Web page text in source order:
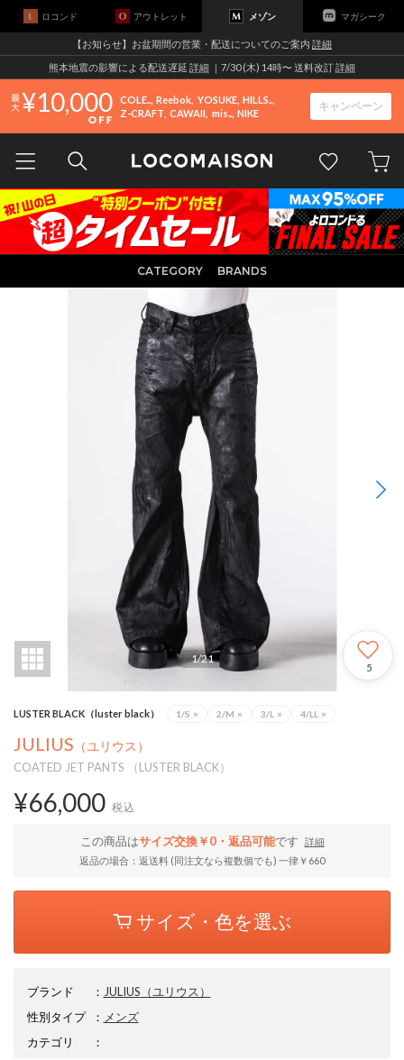
ロコンド アウトレット メゾン マガシーク
【お知らせ】お盆期間の営業・配送についてのご案内 詳細
熊本地震の影響による配送遅延 詳細 ｜7/30 (木) 14時〜 送料改訂詳細
10,000 COLE.. Reebok YOSUKE HILLS..
Z-CRAFT CAWAII mis.. NIKE
キャンペーン
CATEGORY BRANDS
1/21
5
LUSTER BLACK（luster black） 1/S × 2/M × 3/L × 4/LL ×
JULIUS （ユリウス）
COATED JET PANTS （LUSTER BLACK）
¥66,000 税込
この商品はサイズ交換￥0・返品可能です
詳細
返品の場合：返送料 (同注文なら複数個でも) 一律￥660
サイズ・色を選ぶ
ブランド ： JULIUS （ユリウス）
性別タイプ
： メンズ
カテゴリ
：